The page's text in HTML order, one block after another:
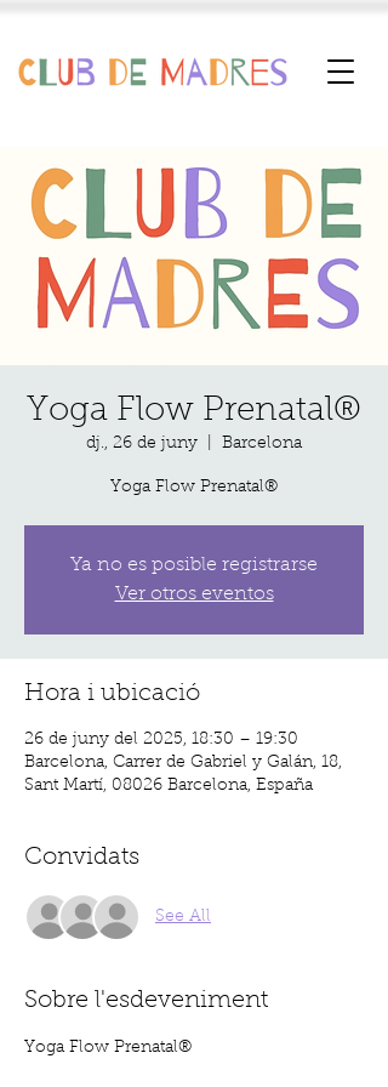
Yoga Flow Prenatal®
dj., 26 de juny Barcelona
Yoga Flow Prenatal®
Ya no es posible registrarse
Ver otros eventos
Hora i ubicació
26 de juny del 2025, 18:30 – 19:30
Barcelona, Carrer de Gabriel y Galán, 18,
Sant Martí, 08026 Barcelona, España
Convidats
See All
Sobre l'esdeveniment
Yoga Flow Prenatal®